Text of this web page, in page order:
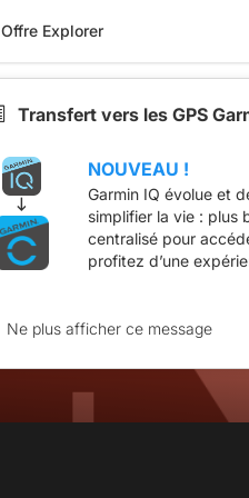
Offre Explorer
Transfert vers les GPS
NOUVEAU !
Garmin IQ évolue et
simplifier la vie : plus
centralisé pour
profitez d’une
Ne plus afficher ce message